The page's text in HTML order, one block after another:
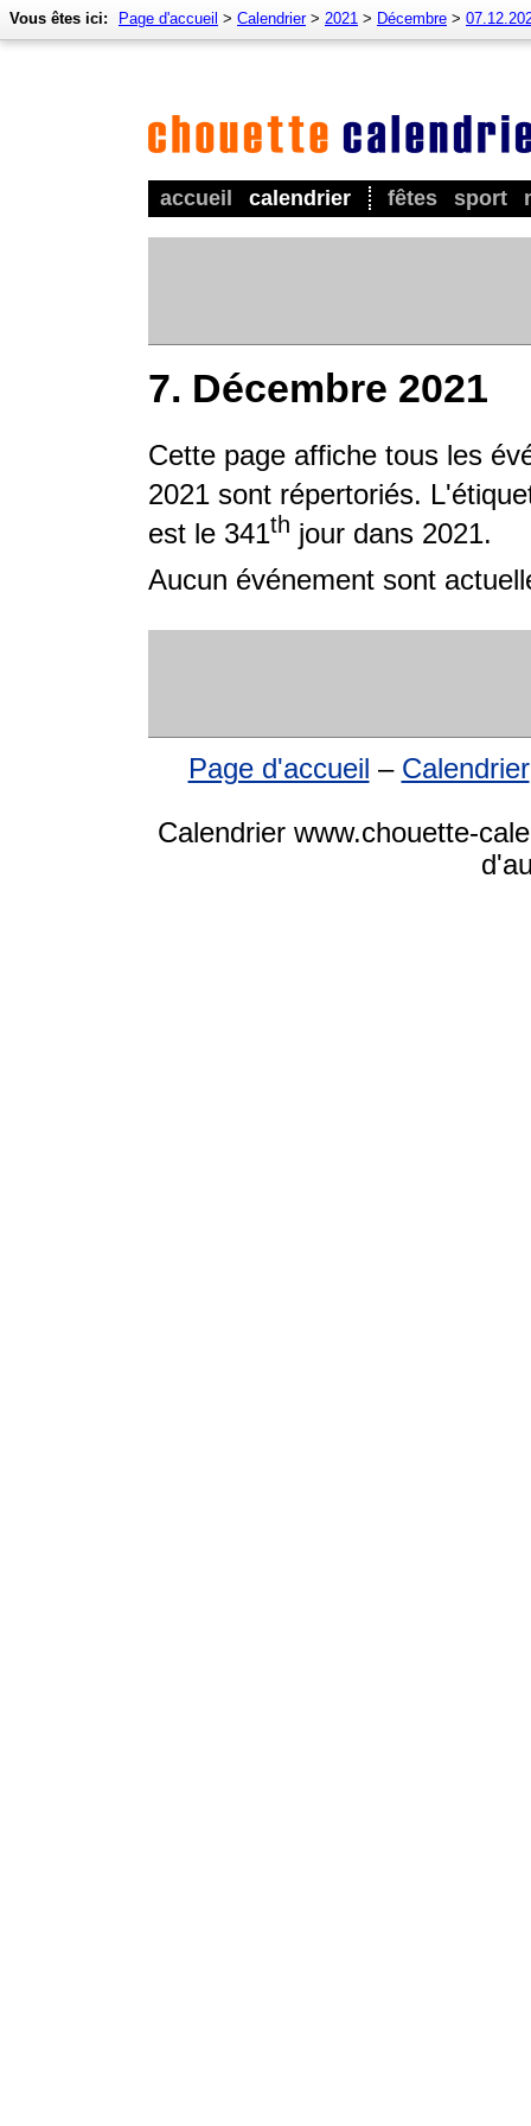
accueil calendrier fêtes sport
Vous êtes ici: Page d'accueil > Calendrier> 2021 > Décembre >
7. Décembre 2021
Cette page affiche tous les
2021 sont répertoriés.
est le 341th jour dans 2021.
Aucun événement sont
Page d'accueil – Calendrier
Calendrier www.chouette-